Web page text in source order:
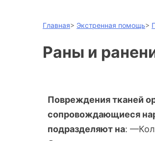
Главная> Экстренная помощь>
Раны и
Повреждения тканей
сопровождающиеся
подразделяют на: